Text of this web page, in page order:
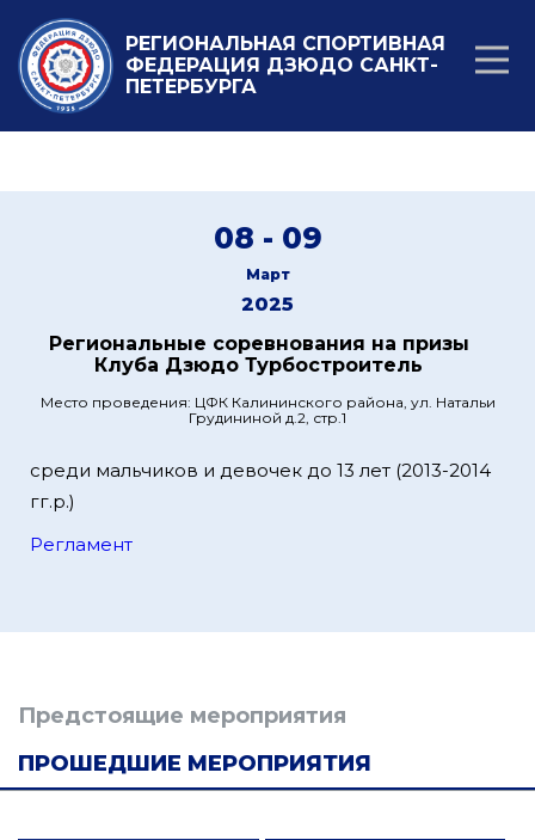
РЕГИОНАЛЬНАЯ СПОРТИВНАЯ
ФЕДЕРАЦИЯ ДЗЮДО САНКТ-
ПЕТЕРБУРГА
08 - 09
Март
2025
Региональные соревнования на призы
Клуба Дзюдо Турбостроитель
Место проведения: ЦФК Калининского района, ул. Натальи
Грудининой д.2, стр.1
среди мальчиков и девочек до 13 лет (2013-2014
гг.р.)
Регламент
Предстоящие мероприятия
ПРОШЕДШИЕ МЕРОПРИЯТИЯ